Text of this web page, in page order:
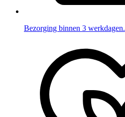
Bezorging binnen 3 werkdagen.